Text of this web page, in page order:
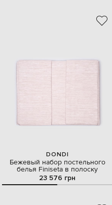
DONDI
Бежевый набор постельного
белья Finiseta в полоску
23 576 грн